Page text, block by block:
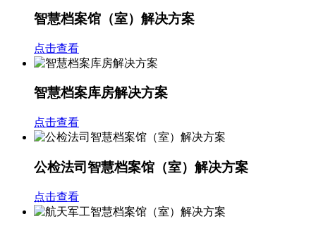
智慧档案馆（室）解决方案
点击查看
智慧档案库房解决方案
点击查看
公检法司智慧档案馆（室）解决方案
点击查看